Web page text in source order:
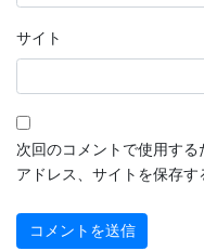
サイト
次回のコメントで使用す
アドレス、サイトを保存す